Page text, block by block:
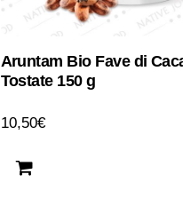
Aruntam Bio Fave di
Tostate 150 g
10,50€